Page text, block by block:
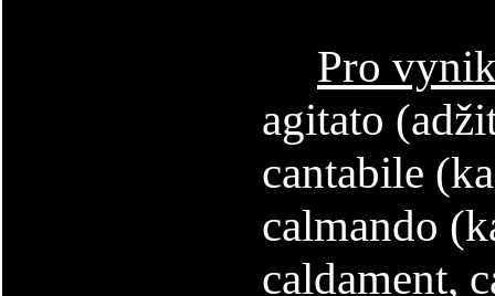
Pro
agitato
cantabile
calmando
caldament,